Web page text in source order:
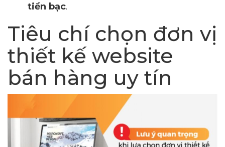
tiền bạc.
Tiêu chí chọn đơn vị
thiết kế website
bán hàng uy tín